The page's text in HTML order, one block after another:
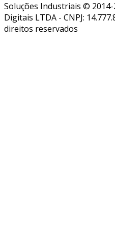
Soluções Industriais © 2014-
Digitais LTDA - CNPJ:
direitos reservados